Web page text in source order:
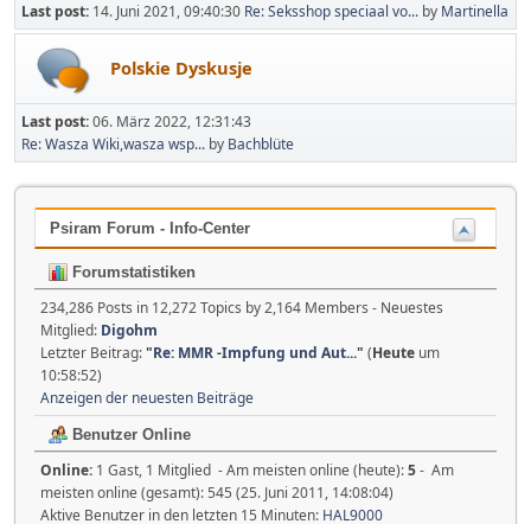
Last post: 14. Juni 2021, 09:40:30 Re: Seksshop speciaal vo... by Martinella
Polskie Dyskusje
Last post:06. März 2022, 12:31:43
Re: Wasza Wiki,wasza wsp... by Bachblüte
Psiram Forum - Info-Center
Forumstatistiken
234,286 Posts in 12,272 Topics by 2,164 Members - Neuestes
Mitglied: Digohm
Letzter Beitrag:"Re: MMR -Impfung und Aut..." (Heute um
10:58:52)
Anzeigen der neuesten Beiträge
Benutzer Online
Online: 1 Gast, 1 Mitglied - Am meisten online (heute):5- Am
meisten online (gesamt): 545 (25. Juni 2011, 14:08:04)
Aktive Benutzer in den letzten 15 Minuten: HAL9000